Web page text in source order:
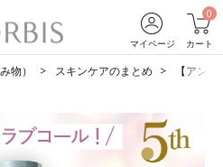
マイページ
0
カート
物） スキンケアのまとめ 【アン